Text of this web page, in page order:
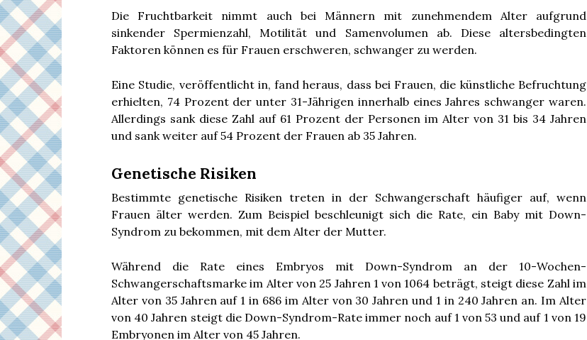
Die Fruchtbarkeit nimmt auch bei Männern mit zunehmendem Alter aufgrund
sinkender Spermienzahl, Motilität und Samenvolumen ab. Diese altersbedingten
Faktoren können es für Frauen erschweren, schwanger zu werden.
Eine Studie, veröffentlicht in, fand heraus, dass bei Frauen, die künstliche Befruchtung
erhielten, 74 Prozent der unter 31-Jährigen innerhalb eines Jahres schwanger waren.
Allerdings sank diese Zahl auf 61 Prozent der Personen im Alter von 31 bis 34 Jahren
und sank weiter auf 54 Prozent der Frauen ab 35 Jahren.
Genetische Risiken
Bestimmte genetische Risiken treten in der Schwangerschaft häufiger auf, wenn
Frauen älter werden. Zum Beispiel beschleunigt sich die Rate, ein Baby mit Down-
Syndrom zu bekommen, mit dem Alter der Mutter.
Während die Rate eines Embryos mit Down-Syndrom an der 10-Wochen-
Schwangerschaftsmarke im Alter von 25 Jahren 1 von 1064 beträgt, steigt diese Zahl im
Alter von 35 Jahren auf 1 in 686 im Alter von 30 Jahren und 1 in 240 Jahren an. Im Alter
von 40 Jahren steigt die Down-Syndrom-Rate immer noch auf 1 von 53 und auf 1 von 19
Embryonen im Alter von 45 Jahren.